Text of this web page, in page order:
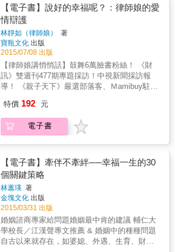
時，易流於草草行事或例行公事。性生活有可
能跟婚姻生活一樣長久，既然不能換人，就只
能換花招講情調，動作與姿勢並非只能一成不
變，場地也並非要固定在床上，家裡任何角
落，穿衣或裸體都可以，端視夫妻的創意，最
重要的還是需要兩人的通力合作。
老》裡，瞿欣怡不僅首度公開陪伴罹癌女友的
心路歷程，更於書末附上同志朋友必讀的醫療
與法律須知，非常實用。 ☆阿述（小貓女
友）、傅月庵（「掃葉工房」主持人）◎ 深情
撰序。
在最後的戰場上，站得理直氣壯。 小心，大老
婆的逆襲！ 從小三扶正，她原以為可以高枕無
憂了，沒想到正宮的位子還沒坐熱呢，男人的
前妻突然告她妨害家庭！可是，為何被告的只
有她？搞外遇，「他」不是也有份嗎？ 你也可
以，像她一樣勇敢。 她不敢相信，辛苦付出多
年，換來的竟是婆婆和丈夫的無情對待，不但
把她趕出門，甚至連孩子都不讓她看！這段婚
姻她是心寒了，但孩子的監護權，她絕不放棄
&hellip;&hellip; 未完成的婚禮，不只心碎
結婚為由要了一大筆錢，他也沒想太多，結果
她從此卻不見人影。這擺明是騙婚啊，檢察官
竟說罪證不足！難道兩人簽的協議書只是廢紙
裸的感情戰場。 身為律師之妻與專業法務人
員，林靜如看盡了愛裡的奇形怪狀，更心疼人
們面對法律時的驚慌失措。她的筆下，訴說著
種種捨不得。 在她溫暖的理解中，曾有的心
碎、執著與迷惘，終於淚釋成安慰。 經她一針
見血分析，關於法、理、情的種種質疑，總算
有了出口。 也許那個人走了，但世界絕不只剩
下你自己，書中的故事正代表還有許許多多同
【電子書】說好的幸福呢？：律師娘的愛
情辯護
林靜如（律師娘）
著
寶瓶文化 出版
2015/07/08 出版
【律師娘講悄悄話】鼓舞6萬臉書粉絲！ 《財
訊》雙週刊477期專題採訪！中視新聞採訪報
導！ 《親子天下》嚴選部落客、Ｍamibuy駐站
摩新聞等媒體熱烈分享，好文轉載！ 溫柔傾聽
愛情最私密， 犀利透視法理之外，婚姻的暗
角。 ◎婆媳、小三、爭產、搶子、家暴等人性
在最後的戰場上，站得理直氣壯。 小心，大老
婆的逆襲！ 從小三扶正，她原以為可以高枕無
憂了，沒想到正宮的位子還沒坐熱呢，男人的
前妻突然告她妨害家庭！可是，為何被告的只
有她？搞外遇，「他」不是也有份嗎？ 你也可
以，像她一樣勇敢。 她不敢相信，辛苦付出多
年，換來的竟是婆婆和丈夫的無情對待，不但
把她趕出門，甚至連孩子都不讓她看！這段婚
姻她是心寒了，但孩子的監護權，她絕不放棄
特價 192 元
電子書
【電子書】牽伴不牽絆──幸福一生的30
個關鍵策略
林蕙瑛 著
金塊文化 出版
2015/03/31 出版
婚姻諮商專家給問題婚姻最中肯的建議 輔仁大
學校長／江漢聲專文推薦 & 婚姻中的種種問題
自古以來就存在，如婆媳、外遇、生育、財務